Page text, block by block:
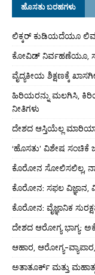
ಹೊಸತು ಬರಹಗಳು
ಲಿಕ್ಕರ್ ಕುಡಿಯದೆಯೂ
ಕೋವಿಡ್ ನಿರ್ವಹಣೆಯೂ,
ವೈದ್ಯಕೀಯ ಶಿಕ್ಷಣಕ್ಕೆ
ಹಿರಿಯರನ್ನು ಮಲಗಿಸಿ,
ನೀತಿಗಳು
ದೇಶದ ಆಸ್ತಿಯೆಲ್ಲ
‘ಹೊಸತು’ ವಿಶೇಷ
ಕೊರೋನ ಸೋಲಿಸಲಿಲ್ಲ,
ಕೊರೋನ: ಸಫಲ ವಿಜ್ಞಾನ,
ಕೊರೋನ: ವೈಜ್ಞಾನಿಕ
ದೇಶದ ಆರೋಗ್ಯ ಭಾಗ್ಯ:
ಆಹಾರ, ಆರೋಗ್ಯ-
ಅತಾತೂರ್ಕ್ ಮತ್ತು